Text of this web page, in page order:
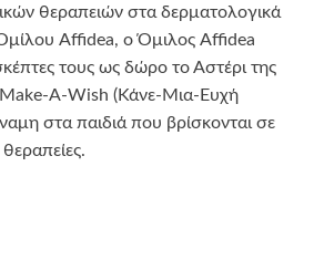
θεραπειών στα δερματολογικά
Affidea, ο Όμιλος Affidea
τους ως δώρο το Αστέρι της
A-Wish (Κάνε-Μια-Ευχή
στα παιδιά που βρίσκονται σε